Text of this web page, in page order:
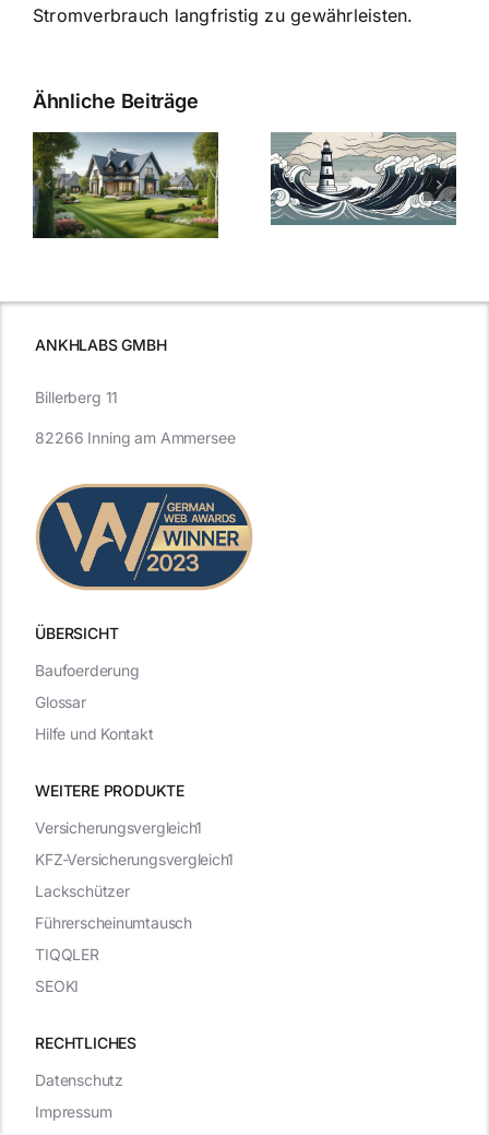
Stromverbrauch langfristig zu gewährleisten.
Ähnliche Beiträge
Bauzinsen im
Sturm: Die
aktuelle
Entwicklung
Die Evolution
der
Bauzinsen: Ein
Blick in die
ANKHLABS GMBH
ÜBERSICHT
WEITERE PRODUKTE
Versicherungsvergleich1
KFZ-Versicherungsvergleich1
Lackschützer
Führerscheinumtausch
TIQQLER
SEOKI
RECHTLICHES
Billerberg 11
82266 Inning am Ammersee
Datenschutz
Impressum
Baufoerderung
Glossar
Hilfe und Kontakt